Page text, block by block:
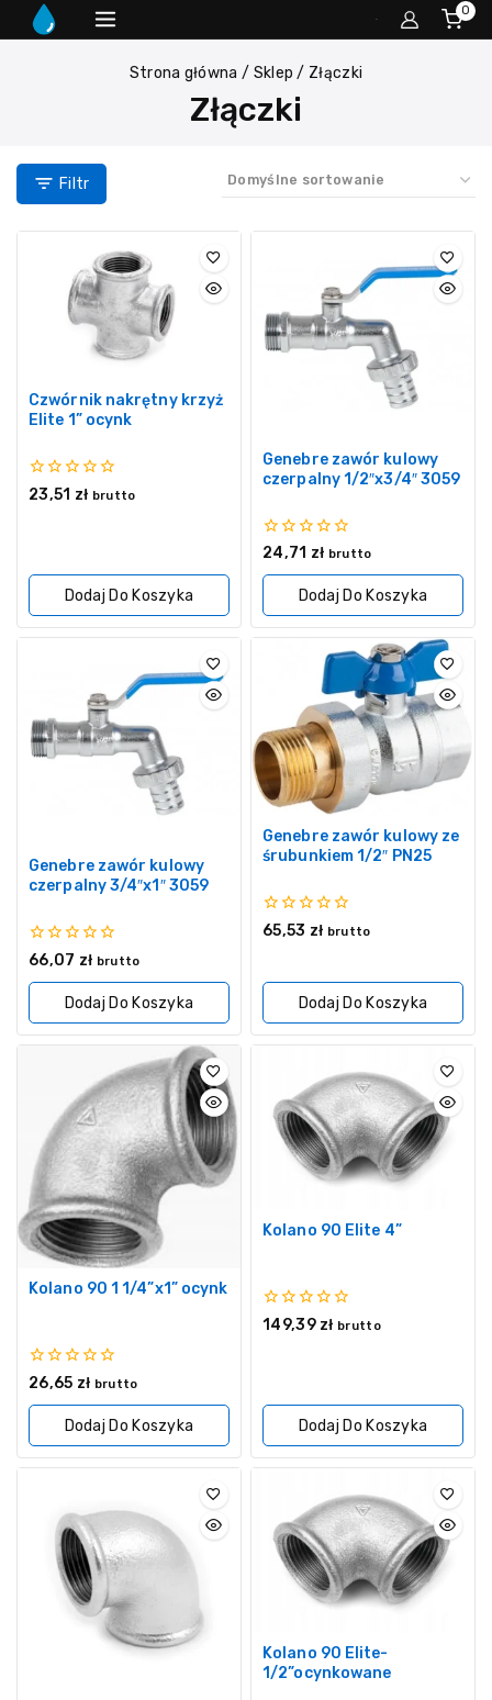
0
Strona główna / Sklep / Złączki
Złączki
Filtr
Czwórnik nakrętny krzyż
Elite 1” ocynk
0
23,51 zł brutto
Dodaj Do Koszyka
Genebre zawór kulowy
czerpalny 1/2″x3/4″ 3059
0
5
24,71 zł brutto
Dodaj Do Koszyka
Genebre zawór kulowy
czerpalny 3/4″x1″ 3059
0
5
66,07 zł brutto
Dodaj Do Koszyka
Genebre zawór kulowy ze
śrubunkiem 1/2″ PN25
0
65,53 zł brutto
Dodaj Do Koszyka
Kolano 90 1 1/4”x1” ocynk
0
5
26,65 zł brutto
Dodaj Do Koszyka
Kolano 90 Elite 4”
0
149,39 zł brutto
Dodaj Do Koszyka
Kolano 90 Elite-
1/2”ocynkowane